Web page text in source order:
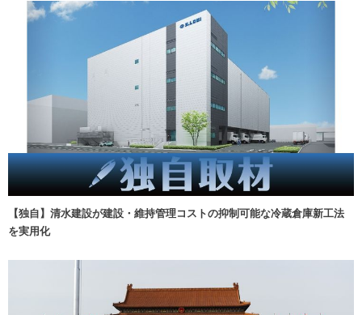
【独自】清水建設が建設・維持管理コストの抑制可能な冷蔵倉庫新工法
を実用化